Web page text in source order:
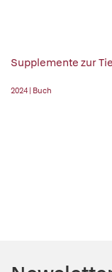
Supplemente zur
2024 | Buch